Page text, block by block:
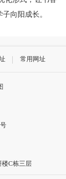
向阳成长。
常用网址
楼C栋三层